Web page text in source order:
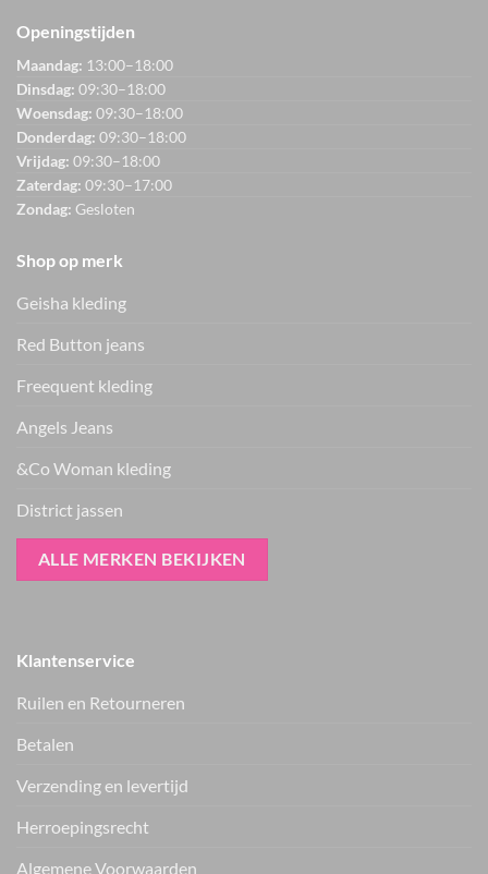
Openingstijden
Maandag: 13:00–18:00
Dinsdag: 09:30–18:00
Woensdag: 09:30–18:00
Donderdag: 09:30–18:00
Vrijdag: 09:30–18:00
Zaterdag: 09:30–17:00
Zondag: Gesloten
Shop op merk
Geisha kleding
Red Button jeans
Freequent kleding
Angels Jeans
&Co Woman kleding
District jassen
ALLE MERKEN BEKIJKEN
Klantenservice
Ruilen en Retourneren
Betalen
Verzending en levertijd
Herroepingsrecht
Algemene Voorwaarden